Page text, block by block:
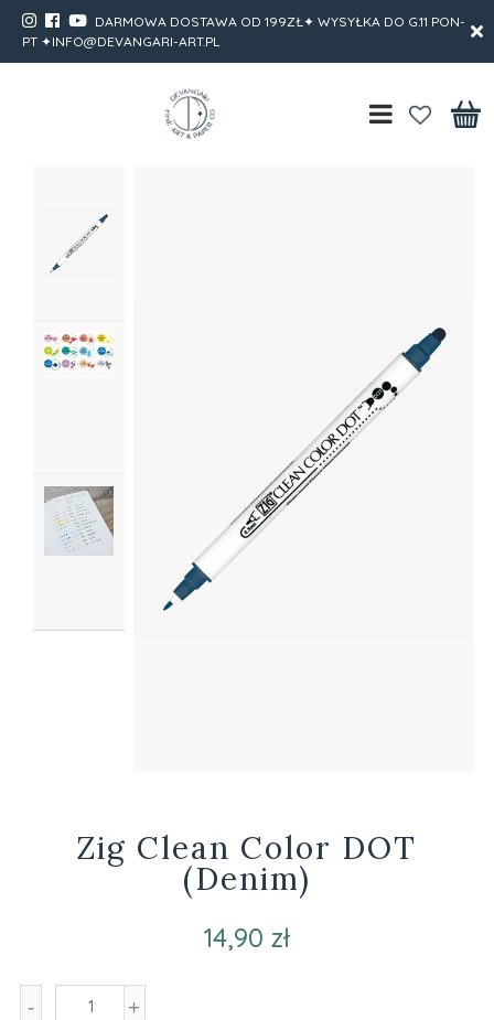
DARMOWA DOSTAWA OD 199ZŁ✦ WYSYŁKA DO G.11 PON-
PT ✦INFO@DEVANGARI-ART.PL
Zig Clean Color DOT
(Denim)
14,90 zł
- +